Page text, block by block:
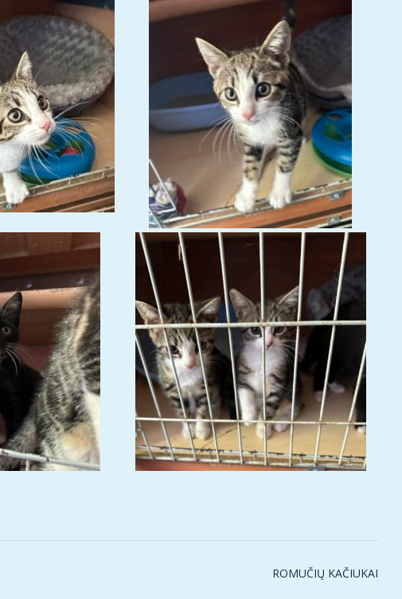
ROMUČIŲ KAČIUKAI